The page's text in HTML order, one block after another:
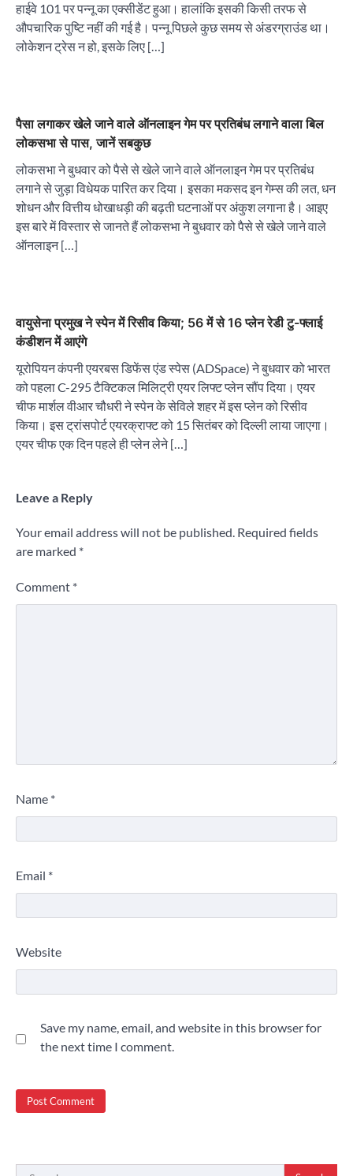
हाईवे 101 पर पन्नू का एक्सीडेंट हुआ। हालांकि इसकी किसी तरफ से
औपचारिक पुष्टि नहीं की गई है। पन्नू पिछले कुछ समय से अंडरग्राउंड था।
लोकेशन ट्रेस न हो, इसके लिए […]
पैसा लगाकर खेले जाने वाले ऑनलाइन गेम पर प्रतिबंध लगाने वाला बिल
लोकसभा से पास, जानें सबकुछ
लोकसभा ने बुधवार को पैसे से खेले जाने वाले ऑनलाइन गेम पर प्रतिबंध
लगाने से जुड़ा विधेयक पारित कर दिया। इसका मकसद इन गेम्स की लत, धन
शोधन और वित्तीय धोखाधड़ी की बढ़ती घटनाओं पर अंकुश लगाना है। आइए
इस बारे में विस्तार से जानते हैं लोकसभा ने बुधवार को पैसे से खेले जाने वाले
ऑनलाइन […]
वायुसेना प्रमुख ने स्पेन में रिसीव किया; 56 में से 16 प्लेन रेडी टु-फ्लाई
कंडीशन में आएंगे
यूरोपियन कंपनी एयरबस डिफेंस एंड स्पेस (ADSpace) ने बुधवार को भारत
को पहला C-295 टैक्टिकल मिलिट्री एयर लिफ्ट प्लेन सौंप दिया। एयर
चीफ मार्शल वीआर चौधरी ने स्पेन के सेविले शहर में इस प्लेन को रिसीव
किया। इस ट्रांसपोर्ट एयरक्राफ्ट को 15 सितंबर को दिल्ली लाया जाएगा।
एयर चीफ एक दिन पहले ही प्लेन लेने […]
Leave a Reply
Your email address will not be published. Required fields
are marked *
Comment *
Name *
Email *
Website
Save my name, email, and website in this browser for
the next time I comment.
Search